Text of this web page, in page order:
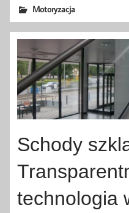
Motoryzacja
Schody
technologia